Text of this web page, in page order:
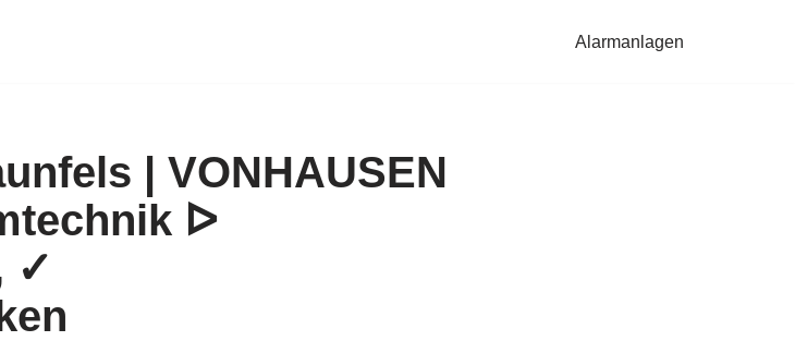
Alarmanlagen
| VONHAUSEN
ᐅ
✓